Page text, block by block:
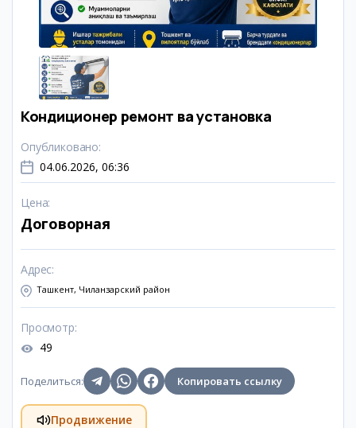
Кондиционер ремонт ва установка
Опубликовано:
04.06.2026, 06:36
Цена:
Договорная
Адрес:
Ташкент, Чиланзарский район
Просмотр:
49
Поделиться: Копировать ссылку
Продвижение